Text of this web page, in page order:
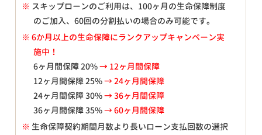
※ スキップローンのご利用は、100ヶ月の生命保障制度
のご加入、60回の分割払いの場合のみ可能です。
※ 6か月以上の生命保障にランクアップキャンペーン実
施中！
6ヶ月間保障 20%→ 12ヶ月間保障
12ヶ月間保障 25%→ 24ヶ月間保障
24ヶ月間保障 30%→ 36ヶ月間保障
36ヶ月間保障 35%→ 60ヶ月間保障
※ 生命保障契約期間月数より長いローン支払回数の選択